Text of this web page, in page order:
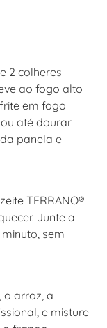
2 colheres
ao fogo alto
em fogo
até dourar
panela e
TERRANO®
Junte a
sem
o arroz, a
e misture